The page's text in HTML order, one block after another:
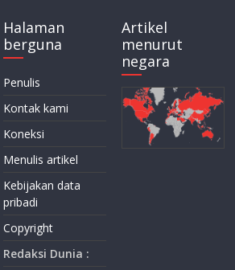
Halaman
berguna
Penulis
Kontak kami
Koneksi
Menulis artikel
Kebijakan data
pribadi
Copyright
Redaksi Dunia :
Artikel
menurut
negara